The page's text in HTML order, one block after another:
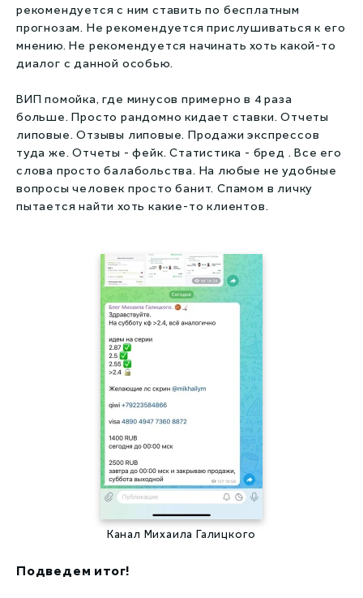
рекомендуется с ним ставить по бесплатным
прогнозам. Не рекомендуется прислушиваться к его
мнению. Не рекомендуется начинать хоть какой-то
диалог с данной особью.
ВИП помойка, где минусов примерно в 4 раза
больше. Просто рандомно кидает ставки. Отчеты
липовые. Отзывы липовые. Продажи экспрессов
туда же. Отчеты - фейк. Статистика - бред . Все его
слова просто балабольства. На любые не удобные
вопросы человек просто банит. Спамом в личку
пытается найти хоть какие-то клиентов.
Канал Михаила Галицкого
Подведем итог!